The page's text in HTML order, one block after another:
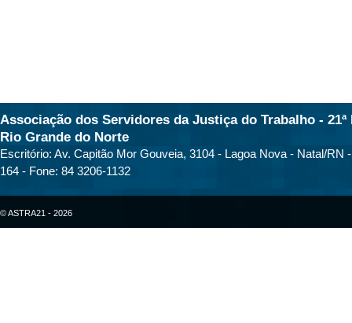
Associação dos Servidores da Justiça do Trabalho - 21ª
Rio Grande do Norte
Escritório: Av. Capitão Mor Gouveia, 3104 - Lagoa Nova - Natal/RN
164 - Fone: 84 3206-1132
© ASTRA21 - 2026